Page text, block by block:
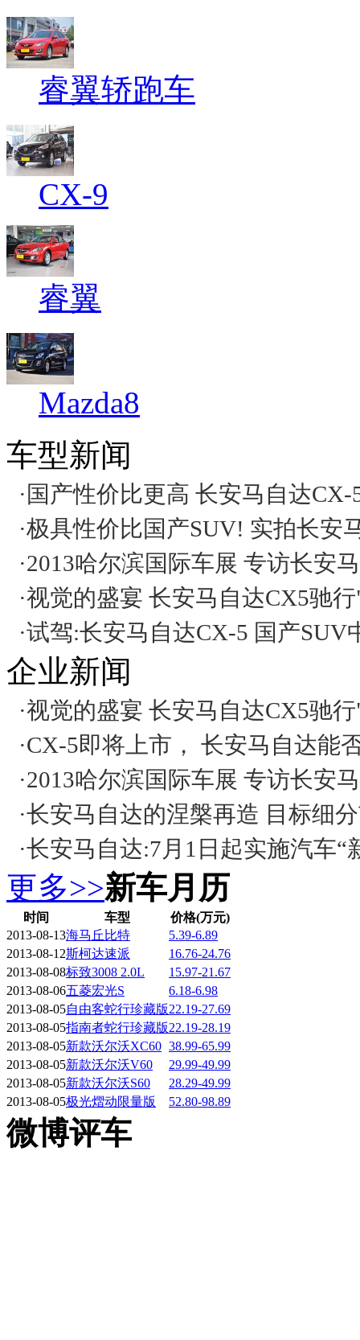
睿翼轿跑车
CX-9
睿翼
Mazda8
车型新闻
· 国产性价比更高 长安马自达CX-
·极具性价比国产SUV! 实拍长安
·2013哈尔滨国际车展 专访长安
·视觉的盛宴 长安马自达CX5驰
·试驾:长安马自达CX-5 国产SUV
企业新闻
·视觉的盛宴 长安马自达CX5驰
·CX-5即将上市， 长安马自达能
·2013哈尔滨国际车展 专访长安
·长安马自达的涅槃再造 目标细
·长安马自达:7月1日起实施汽车“
更多>>新车月历
时间 车型
价格(万元)
2013-08-13海马丘比特
5.39-6.89
2013-08-12斯柯达速派
16.76-24.76
2013-08-08标致3008 2.0L
15.97-21.67
2013-08-06五菱宏光S
6.18-6.98
2013-08-05自由客蛇行珍藏版22.19-27.69
2013-08-05指南者蛇行珍藏版22.19-28.19
2013-08-05新款沃尔沃XC60 38.99-65.99
2013-08-05新款沃尔沃V60
29.99-49.99
2013-08-05新款沃尔沃S60
28.29-49.99
2013-08-05极光熠动限量版 52.80-98.89
微博评车